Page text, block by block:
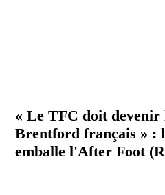
« Le TFC doit
Brentford français » :
emballe l'After Foot